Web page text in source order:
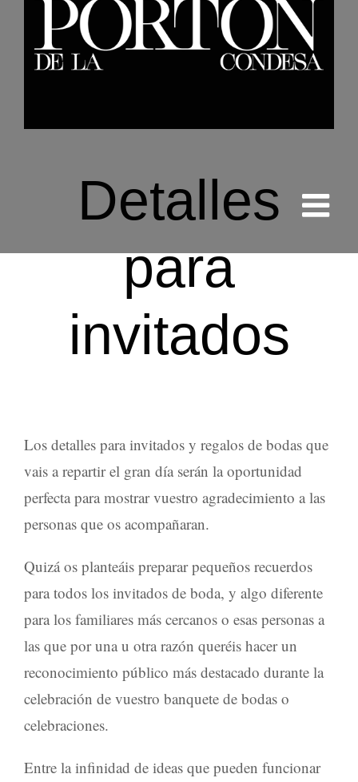
Detalles
para
invitados
Los detalles para invitados y regalos de bodas que
vais a repartir el gran día serán la oportunidad
perfecta para mostrar vuestro agradecimiento a las
personas que os acompañaran.
Quizá os planteáis preparar pequeños recuerdos
para todos los invitados de boda, y algo diferente
para los familiares más cercanos o esas personas a
las que por una u otra razón queréis hacer un
reconocimiento público más destacado durante la
celebración de vuestro banquete de bodas o
celebraciones.
Entre la infinidad de ideas que pueden funcionar